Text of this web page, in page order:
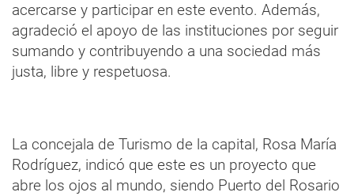
acercarse y participar en este evento. Además,
agradeció el apoyo de las instituciones por seguir
sumando y contribuyendo a una sociedad más
justa, libre y respetuosa.
La concejala de Turismo de la capital, Rosa María
Rodríguez, indicó que este es un proyecto que
abre los ojos al mundo, siendo Puerto del Rosario